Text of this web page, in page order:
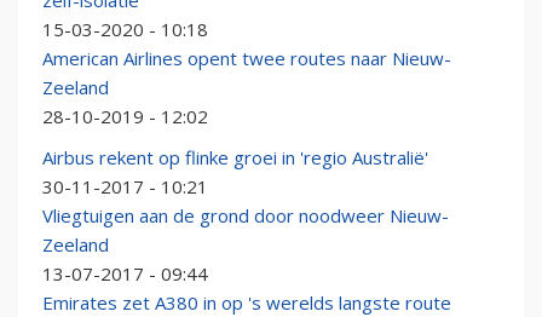
15-03-2020 - 10:18
American Airlines opent twee routes naar Nieuw-
Zeeland
28-10-2019 - 12:02
Airbus rekent op flinke groei in 'regio Australië'
30-11-2017 - 10:21
Vliegtuigen aan de grond door noodweer Nieuw-
Zeeland
13-07-2017 - 09:44
Emirates zet A380 in op 's werelds langste route